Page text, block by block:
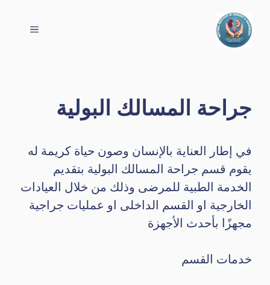
المحتوى
القائمة
جراحة المسالك البولية
في إطار العناية بالإنسان وصون حياة كريمة له
يقوم قسم جراحة المسالك البولية بتقديم
الخدمة الطبية للمرضى وذلك من خلال العيادات
الخارجية او القسم الداخلى او عمليات جراجية
مجهزًا بأحدث الأجهزة
خدمات القسم